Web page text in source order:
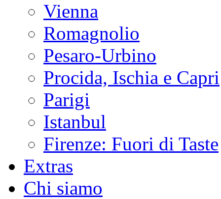
Vienna
Romagnolio
Pesaro-Urbino
Procida, Ischia e Capri
Parigi
Istanbul
Firenze: Fuori di Taste
Extras
Chi siamo